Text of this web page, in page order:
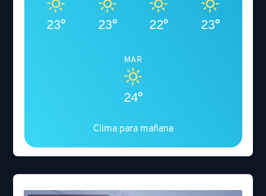
23° 23° 22° 23°
MAR
24°
Clima para mañana